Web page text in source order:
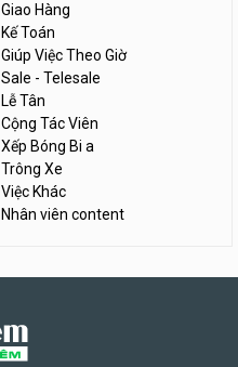
Giao Hàng
Kế Toán
Giúp Việc Theo Giờ
Sale - Telesale
Lễ Tân
Cộng Tác Viên
Xếp Bóng Bi a
Trông Xe
Việc Khác
Nhân viên content